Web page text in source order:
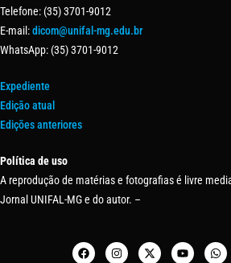
Telefone: (35) 3701-9012
E-mail:dicom@unifal-mg.edu.br
WhatsApp: (35) 3701-9012
Expediente
Edição atual
Edições anteriores
Política de uso
A reprodução de matérias e fotografias é livre
Jornal UNIFAL-MG e do autor. –